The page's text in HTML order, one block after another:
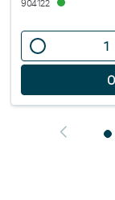
904122